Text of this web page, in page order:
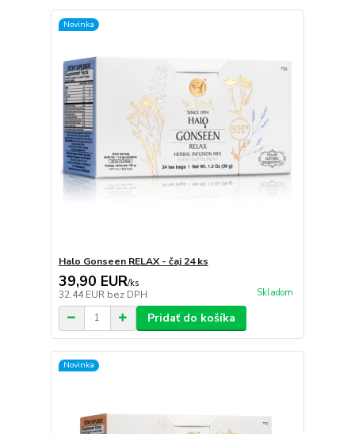
Novinka
Halo Gonseen RELAX - čaj 24 ks
39,90 EUR/ks
32,44 EUR bez DPH Skladom
Pridať do košíka
Novinka